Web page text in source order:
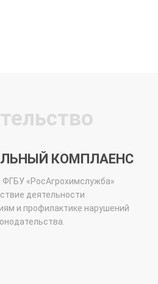
КОМПЛАЕНС
ФГБУ «РосАгрохимслужба»
деятельности
и профилактике нарушений